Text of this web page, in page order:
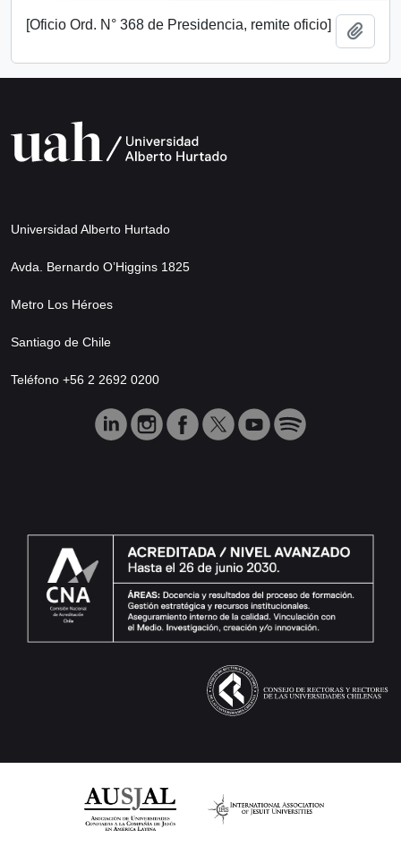
[Oficio Ord. N° 368 de Presidencia, remite oficio]
Universidad Alberto Hurtado
Avda. Bernardo O’Higgins 1825
Metro Los Héroes
Santiago de Chile
Teléfono +56 2 2692 0200